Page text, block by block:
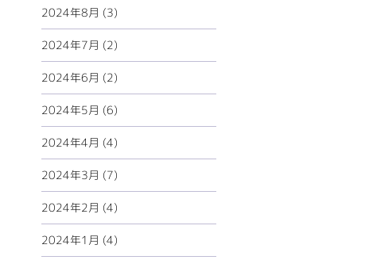
2024年8月 (3)
2024年7月 (2)
2024年6月 (2)
2024年5月 (6)
2024年4月 (4)
2024年3月 (7)
2024年2月 (4)
2024年1月 (4)